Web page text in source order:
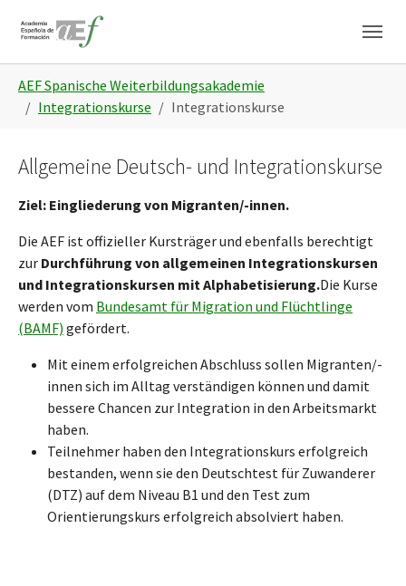
AEF Spanische Weiterbildungsakademie
Integrationskurse
Integrationskurse
Allgemeine Deutsch- und Integrationskurse
Ziel: Eingliederung von Migranten/-innen.
Die AEF ist offizieller Kursträger und ebenfalls berechtigt
zur Durchführung von allgemeinen Integrationskursen
und Integrationskursen mit Alphabetisierung.Die Kurse
werden vom Bundesamt für Migration und Flüchtlinge
(BAMF) gefördert.
Mit einem erfolgreichen Abschluss sollen Migranten/-
innen sich im Alltag verständigen können und damit
bessere Chancen zur Integration in den Arbeitsmarkt
haben.
Teilnehmer haben den Integrationskurs erfolgreich
bestanden, wenn sie den Deutschtest für Zuwanderer
(DTZ) auf dem Niveau B1 und den Test zum
Orientierungskurs erfolgreich absolviert haben.